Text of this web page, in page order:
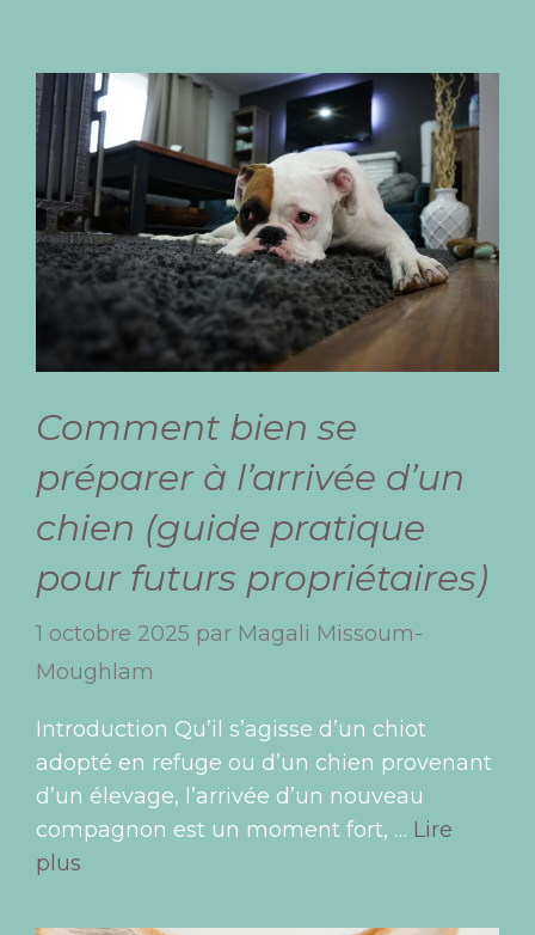
Comment bien se
préparer à l’arrivée d’un
chien (guide pratique
pour futurs propriétaires)
1 octobre 2025 par Magali Missoum-
Moughlam
Introduction Qu’il s’agisse d’un chiot
adopté en refuge ou d’un chien provenant
d’un élevage, l’arrivée d’un nouveau
compagnon est un moment fort, … Lire
plus